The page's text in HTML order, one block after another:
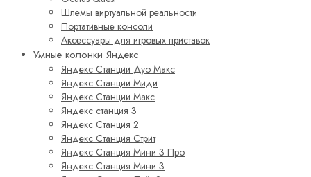
Шлемы виртуальной реальности
Портативные консоли
Аксессуары для игровых приставок
Умные колонки Яндекс
Яндекс Станции Дуо Макс
Яндекс Станции Миди
Яндекс Станции Макс
Яндекс станция 3
Яндекс Станция 2
Яндекс Станция Стрит
Яндекс Станция Мини 3 Про
Яндекс Станция Мини 3